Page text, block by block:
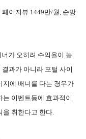
이지뷰 1449만/월, 순방
가 오히려 수익율이 높
과가 아니라 포털 사이
에 배너를 다는 경우가
는 이벤트등에 효과적이
을 취한다고 한다.